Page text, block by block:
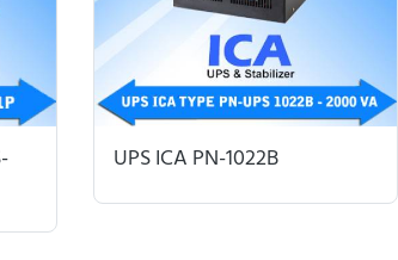
UPS ICA PN-1022B